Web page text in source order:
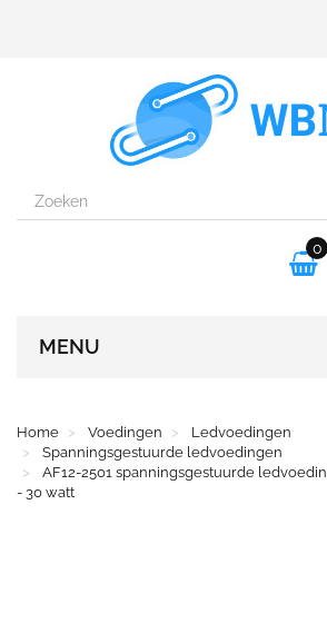

0
MENU
Home Voedingen
Ledvoedingen
Spanningsgestuurde ledvoedingen
AF12-2501 spanningsgestuurde
- 30 watt